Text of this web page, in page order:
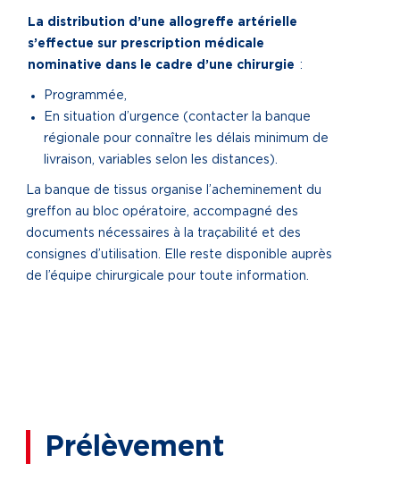
La distribution d’une allogreffe artérielle
s’effectue sur prescription médicale
nominative dans le cadre d’une chirurgie :
Programmée,
En situation d’urgence (contacter la banque
régionale pour connaître les délais minimum de
livraison, variables selon les distances).
La banque de tissus organise l’acheminement du
greffon au bloc opératoire, accompagné des
documents nécessaires à la traçabilité et des
consignes d’utilisation. Elle reste disponible auprès
de l’équipe chirurgicale pour toute information.
Prélèvement